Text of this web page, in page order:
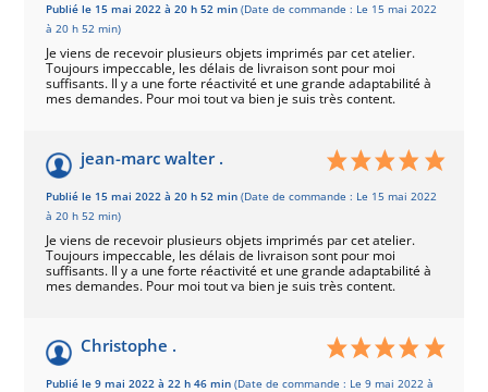
Publié le 15 mai 2022 à 20 h 52 min(Date de commande : Le 15 mai 2022
à 20 h 52 min)
Je viens de recevoir plusieurs objets imprimés par cet atelier.
Toujours impeccable, les délais de livraison sont pour moi
suffisants. Il y a une forte réactivité et une grande adaptabilité à
mes demandes. Pour moi tout va bien je suis très content.
jean-marc walter .
Publié le 15 mai 2022 à 20 h 52 min(Date de commande : Le 15 mai 2022
à 20 h 52 min)
Je viens de recevoir plusieurs objets imprimés par cet atelier.
Toujours impeccable, les délais de livraison sont pour moi
suffisants. Il y a une forte réactivité et une grande adaptabilité à
mes demandes. Pour moi tout va bien je suis très content.
Christophe .
Publié le 9 mai 2022 à 22 h 46 min(Date de commande : Le 9 mai 2022 à